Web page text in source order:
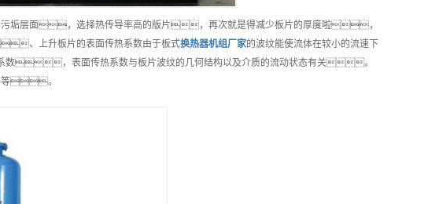
污垢层面，选择热传导率高的版片，再次就是得减少板片的厚度啦，
、上升板片的表面传热系数由于板式换热器机组厂家的波纹能使流体在较小的流速下
数，表面传热系数与板片波纹的几何结构以及介质的流动状态有关。
等。